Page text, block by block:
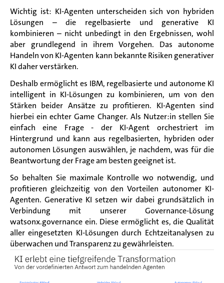
Wichtig ist: KI-Agenten unterscheiden sich von hybriden
Lösungen – die regelbasierte und generative KI
kombinieren – nicht unbedingt in den Ergebnissen, wohl
aber grundlegend in ihrem Vorgehen. Das autonome
Handeln von KI-Agenten kann bekannte Risiken generativer
KI daher verstärken.
Deshalb ermöglicht es IBM, regelbasierte und autonome KI
intelligent in KI-Lösungen zu kombinieren, um von den
Stärken beider Ansätze zu profitieren. KI-Agenten sind
hierbei ein echter Game Changer. Als Nutzer:in stellen Sie
einfach eine Frage - der KI-Agent orchestriert im
Hintergrund und kann aus regelbasierten, hybriden oder
autonomen Lösungen auswählen, je nachdem, was für die
Beantwortung der Frage am besten geeignet ist.
So behalten Sie maximale Kontrolle wo notwendig, und
profitieren gleichzeitig von den Vorteilen autonomer KI-
Agenten. Generative KI setzen wir dabei grundsätzlich in
Verbindung mit unserer Governance-Lösung
watsonx.governance ein. Diese ermöglicht es, die Qualität
aller eingesetzten KI-Lösungen durch Echtzeitanalysen zu
überwachen und Transparenz zu gewährleisten.